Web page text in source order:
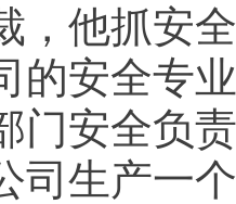
，他抓安
的安全专
门安全负
司生产一